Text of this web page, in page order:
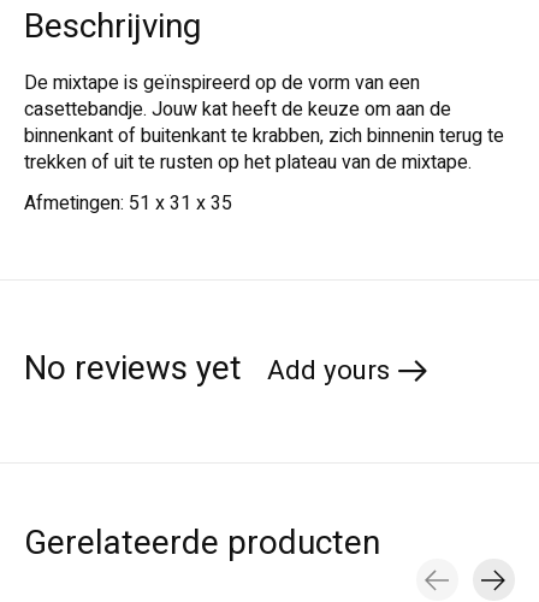
Beschrijving
De mixtape is geïnspireerd op de vorm van een
casettebandje. Jouw kat heeft de keuze om aan de
binnenkant of buitenkant te krabben, zich binnenin terug te
trekken of uit te rusten op het plateau van de mixtape.
Afmetingen: 51 x 31 x 35
No reviews yet Add yours
Gerelateerde producten